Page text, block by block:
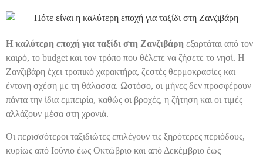
Η καλύτερη εποχή για ταξίδι στη Ζανζιβάρη εξαρτάται από τον
καιρό, το budget και τον τρόπο που θέλετε να ζήσετε το νησί. Η
Ζανζιβάρη έχει τροπικό χαρακτήρα, ζεστές θερμοκρασίες και
έντονη σχέση με τη θάλασσα. Ωστόσο, οι μήνες δεν προσφέρουν
πάντα την ίδια εμπειρία, καθώς οι βροχές, η ζήτηση και οι τιμές
αλλάζουν μέσα στη χρονιά.
Οι περισσότεροι ταξιδιώτες επιλέγουν τις ξηρότερες περιόδους,
κυρίως από Ιούνιο έως Οκτώβριο και από Δεκέμβριο έως